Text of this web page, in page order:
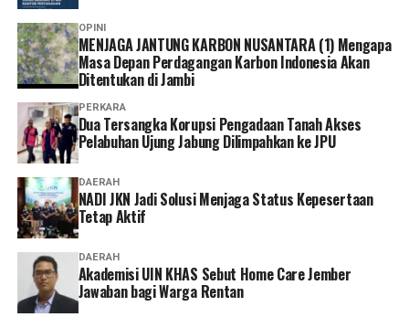
“Menurut saya, layanan non tatap muka ini sangat
memudahkan karena semua urusan administrasi bisa
diakses cukup melalui handphone. Saya berharap ke
depannya layanannya terus dikembangkan agar semakin
mudah digunakan dan kendala teknis bisa semakin
diminimalkan. Dengan begitu, peserta bisa mengurus
administrasi dengan lebih cepat tanpa harus datang dan
mengantre di kantor,” tuturnya. (*)
OPINI
MENJAGA JANTUNG KARBON NUSANTARA (1) Mengapa
Masa Depan Perdagangan Karbon Indonesia Akan
Ditentukan di Jambi
PERKARA
Dua Tersangka Korupsi Pengadaan Tanah Akses
Pelabuhan Ujung Jabung Dilimpahkan ke JPU
DAERAH
NADI JKN Jadi Solusi Menjaga Status Kepesertaan
Tetap Aktif
DAERAH
Akademisi UIN KHAS Sebut Home Care Jember
Jawaban bagi Warga Rentan